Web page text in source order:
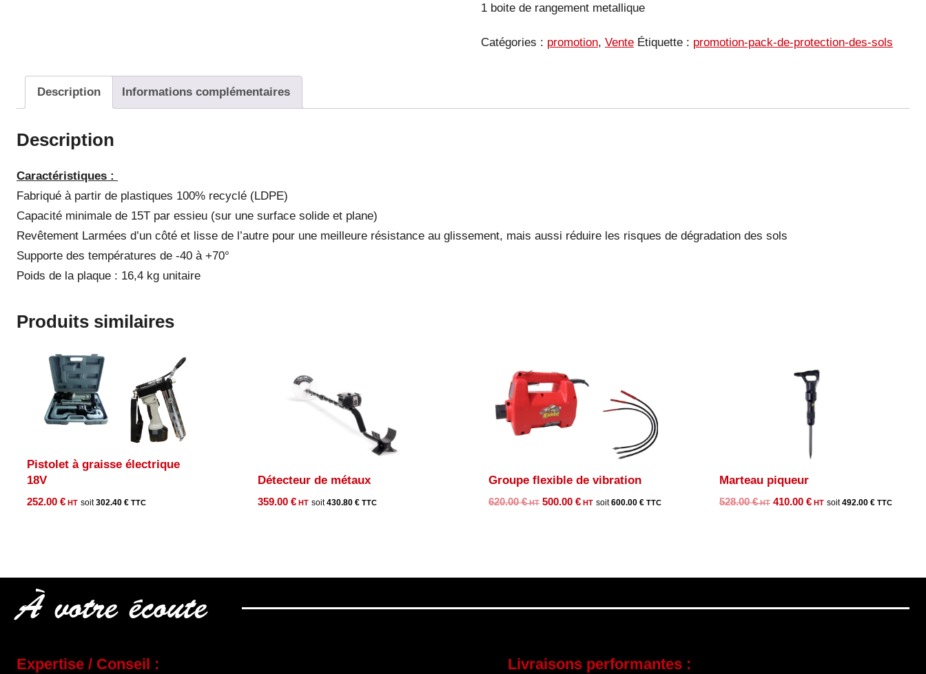
1 boite de rangement metallique
Catégories : promotion, Vente Étiquette : promotion-pack-de-protection-des-sols
Description Informations complémentaires
Description
Caractéristiques :
Fabriqué à partir de plastiques 100% recyclé (LDPE)
Capacité minimale de 15T par essieu (sur une surface solide et plane)
Revêtement Larmées d’un côté et lisse de l’autre pour une meilleure résistance au glissement, mais aussi réduire les risques de dégradation des sols
Supporte des températures de -40 à +70°
Poids de la plaque : 16,4 kg unitaire
Produits similaires
Pistolet à graisse électrique
18V
252.00 € 302.40 €
Détecteur de métaux
359.00 € 430.80 €
Groupe flexible de vibration
620.00€
Le
500.00 €
Le
600.00 €
Marteau piqueur
528.00€
Le
410.00 €
Le
492.00 €
À votre écoute
Expertise / Conseil : Livraisons performantes :